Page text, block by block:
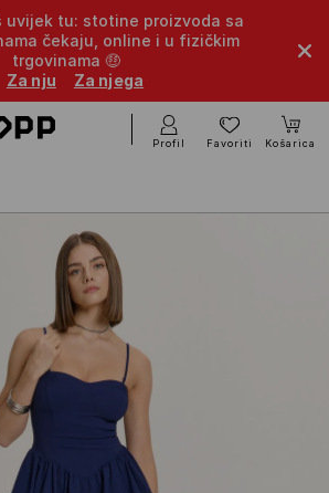
uvijek tu: stotine proizvoda sa
čekaju, online i u fizičkim
trgovinama 🤑
Za nju
Za njega
Profil Favoriti Košarica